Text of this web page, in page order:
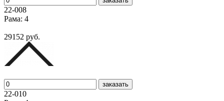
22-008
Рама: 4
29152 руб.
заказать
22-010